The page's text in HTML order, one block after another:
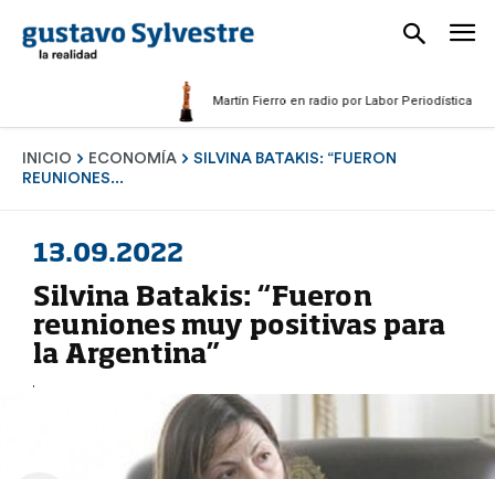
Martín Fierro en radio por Labor Periodística
INICIO ECONOMÍA
SILVINA BATAKIS: “FUERON
REUNIONES...
13.09.2022
Silvina Batakis: “Fueron
reuniones muy positivas para
la Argentina”